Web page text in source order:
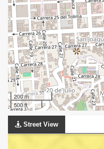
200 m
500 ft
Street View